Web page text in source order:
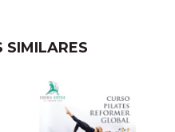
SIMILARES